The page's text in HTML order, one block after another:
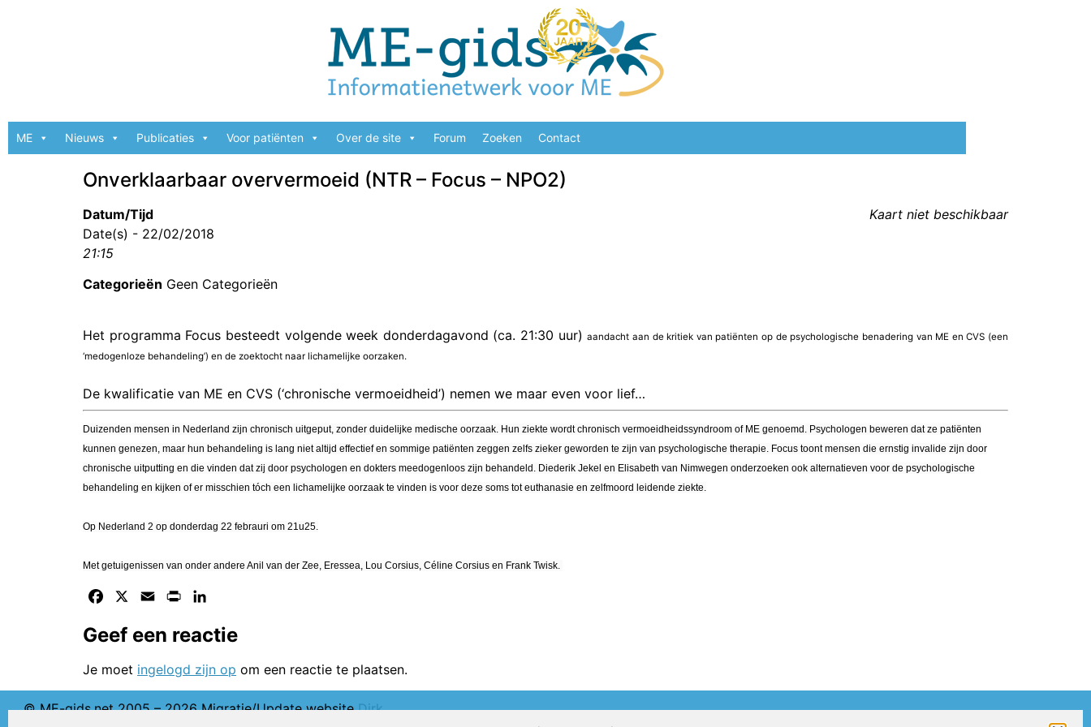
ME Nieuws Publicaties Voor patiënten Over de site Forum Zoeken Contact
Onverklaarbaar oververmoeid (NTR – Focus – NPO2)
Kaart niet beschikbaar
Datum/Tijd
Date(s) - 22/02/2018
21:15
Categorieën Geen Categorieën
Het programma Focus besteedt volgende week donderdagavond (ca. 21:30 uur)aandacht aan de kritiek van patiënten op de psychologische benadering van ME en CVS (een
‘medogenloze behandeling’) en de zoektocht naar lichamelijke oorzaken.
De kwalificatie van ME en CVS (‘chronische vermoeidheid’) nemen we maar even voor lief…
Duizenden mensen in Nederland zijn chronisch uitgeput, zonder duidelijke medische oorzaak. Hun ziekte wordt chronisch vermoeidheidssyndroom of ME genoemd. Psychologen beweren dat ze patiënten
kunnen genezen, maar hun behandeling is lang niet altijd effectief en sommige patiënten zeggen zelfs zieker geworden te zijn van psychologische therapie. Focus toont mensen die ernstig invalide zijn door
chronische uitputting en die vinden dat zij door psychologen en dokters meedogenloos zijn behandeld. Diederik Jekel en Elisabeth van Nimwegen onderzoeken ook alternatieven voor de psychologische
behandeling en kijken of er misschien tóch een lichamelijke oorzaak te vinden is voor deze soms tot euthanasie en zelfmoord leidende ziekte.
Op Nederland 2 op donderdag 22 febrauri om 21u25.
Met getuigenissen van onder andere Anil van der Zee, Eressea, Lou Corsius, Céline Corsius en Frank Twisk.
Facebook Email Print
Geef een reactie
Je moet ingelogd zijn op om een reactie te plaatsen.
© ME-gids.net 2005 – 2026 Migratie/Update websiteDirk